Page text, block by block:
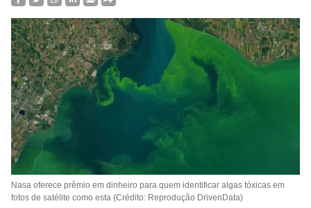
Nasa oferece prêmio em dinheiro para quem identificar algas tóxicas em
fotos de satélite como esta (Crédito: Reprodução DrivenData)